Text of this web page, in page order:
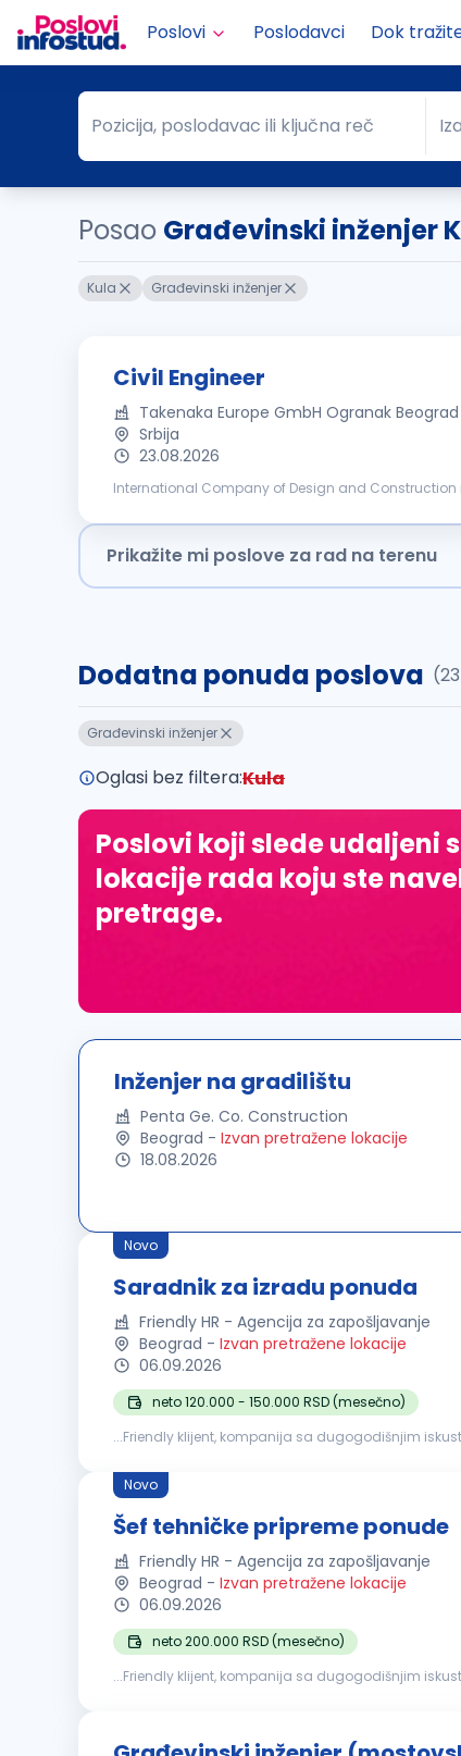
Poslovi Poslodavci Dok
Pozicija, poslodavac ili ključna reč
Pozicija, poslodavac ili ključna reč
Posao Građevinski inženjer
Kula Građevinski inženjer
Civil Engineer
Takenaka Europe GmbH Ogranak Beograd
Srbija
23.08.2026
International Company of Design and Construction is searching for a
Prikažite mi poslove za rad na terenu
Dodatna ponuda poslova
Građevinski inženjer
Oglasi bez filtera:Kula
Poslovi koji slede udaljeni
lokacije rada koju ste
pretrage.
Inženjer na gradilištu
Penta Ge. Co. Construction
Beograd - Izvan pretražene lokacije
18.08.2026
Novo
Saradnik za izradu ponuda
Friendly HR - Agencija za zapošljavanje
Beograd - Izvan pretražene lokacije
06.09.2026
neto 120.000 - 150.000 RSD (mesečno)
...Friendly klijent, kompanija sa dugogodišnjim
Novo
Šef tehničke pripreme ponude
Friendly HR - Agencija za zapošljavanje
Beograd - Izvan pretražene lokacije
06.09.2026
neto 200.000 RSD (mesečno)
...Friendly klijent, kompanija sa dugogodišnjim